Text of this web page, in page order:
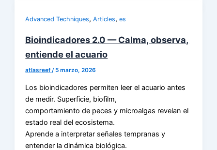
Advanced Techniques,Articles,es
Bioindicadores 2.0 — Calma, observa,
entiende el acuario
atlasreef/ 5 marzo, 2026
Los bioindicadores permiten leer el acuario antes
de medir. Superficie, biofilm,
comportamiento de peces y microalgas revelan el
estado real del ecosistema.
Aprende a interpretar señales tempranas y
entender la dinámica biológica.